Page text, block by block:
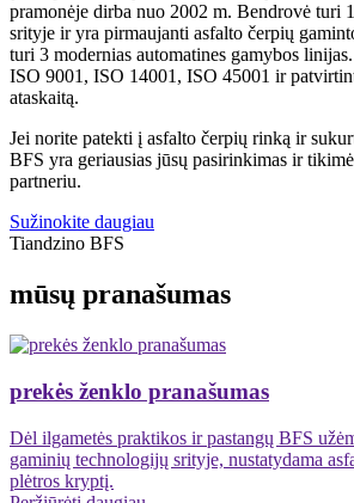
pramonėje dirba nuo 2002 m. Bendrovė turi
srityje ir yra pirmaujanti asfalto čerpių
turi 3 modernias automatines gamybos
ISO 9001, ISO 14001, ISO 45001 ir
ataskaitą.
Jei norite patekti į asfalto čerpių rinką ir
BFS yra geriausias jūsų pasirinkimas ir
partneriu.
Sužinokite daugiau
Tiandzino BFS
mūsų pranašumas
prekės ženklo pranašumas
Dėl ilgametės praktikos ir pastangų BFS
gaminių technologijų srityje, nustatydama
plėtros kryptį.